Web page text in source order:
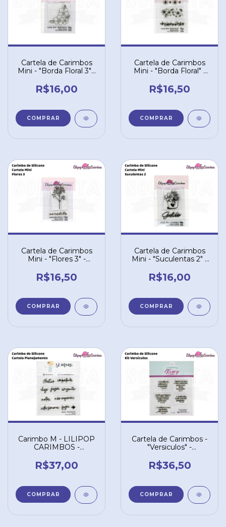
Cartela de Carimbos
Mini - "Borda Floral 3" -
R$16,00
Cartela de Carimbos
Mini - "Borda Floral" -
R$16,50
Cartela de Carimbos
Mini - "Flores 3" -
R$16,50
Cartela de Carimbos
Mini - "Suculentas 2" -
R$16,00
Carimbo M - LILIPOP
CARIMBOS -
Remoni
R$37,00
Cartela de Carimbos -
"Versiculos" -
LILIPOP CARIMBOS
R$36,50